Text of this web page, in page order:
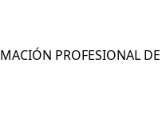
PROFESIONAL DE